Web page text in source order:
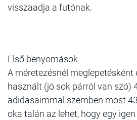
visszaadja a futónak.
Első benyomások
A méretezésnél meglepetésként
használt (jó sok párról van szó)
adidasaimmal szemben most
oka talán az lehet, hogy egy